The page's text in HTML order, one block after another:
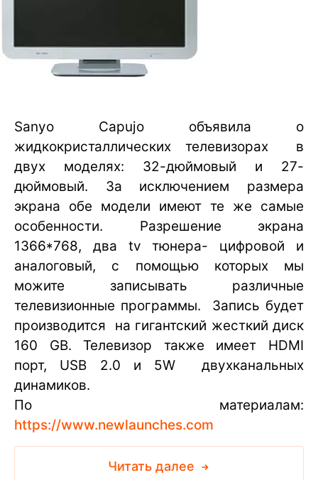
Sanyo Capujo объявила о
жидкокристаллических телевизорах в
двух моделях: 32-дюймовый и 27-
дюймовый. За исключением размера
экрана обе модели имеют те же самые
особенности. Разрешение экрана
1366*768, два tv тюнера- цифровой и
аналоговый, с помощью которых мы
можите записывать различные
телевизионные программы. Запись будет
производится на гигантский жесткий диск
160 GB. Телевизор также имеет HDMI
порт, USB 2.0 и 5W двухканальных
динамиков.
По материалам:
https://www.newlaunches.com
Читать далее